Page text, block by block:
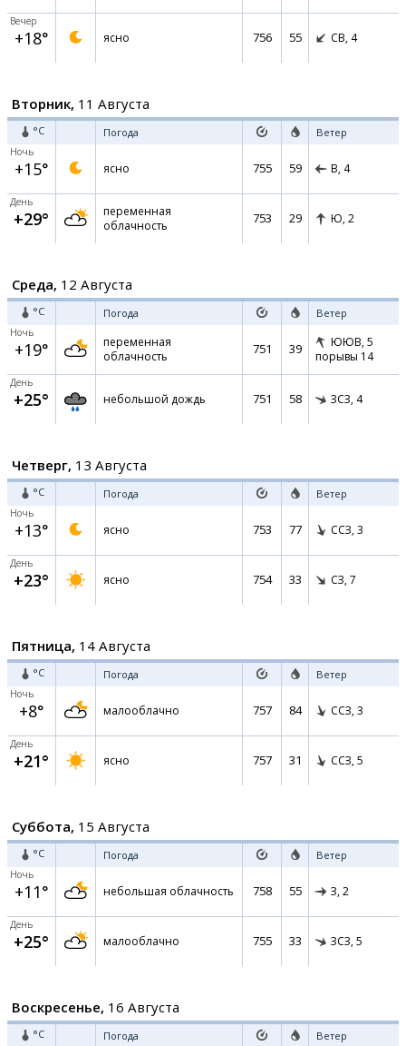
Вечер
+18° ясно 756 55 СВ, 4
Вторник, 11 Августа
°C Погода Ветер
Ночь
+15° ясно 755 59 В, 4
День
+29°
переменная
облачность
753 29 Ю, 2
Среда, 12 Августа
°C Погода Ветер
Ночь
+19°
переменная
облачность
751 39 ЮЮВ, 5
порывы 14
День
+25° небольшой дождь 751 58 ЗСЗ, 4
Четверг, 13 Августа
°C Погода Ветер
Ночь
+13° ясно 753 77 ССЗ, 3
День
+23° ясно 754 33 СЗ, 7
Пятница, 14 Августа
°C Погода Ветер
Ночь
+8° малооблачно 757 84 ССЗ, 3
День
+21° ясно 757 31 ССЗ, 5
Суббота, 15 Августа
°C Погода Ветер
Ночь
+11° небольшая облачность 758 55 З, 2
День
+25° малооблачно 755 33 ЗСЗ, 5
Воскресенье, 16 Августа
°C Погода Ветер